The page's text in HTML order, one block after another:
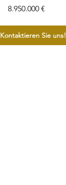
8.950.000 €
Kontaktieren Sie uns!